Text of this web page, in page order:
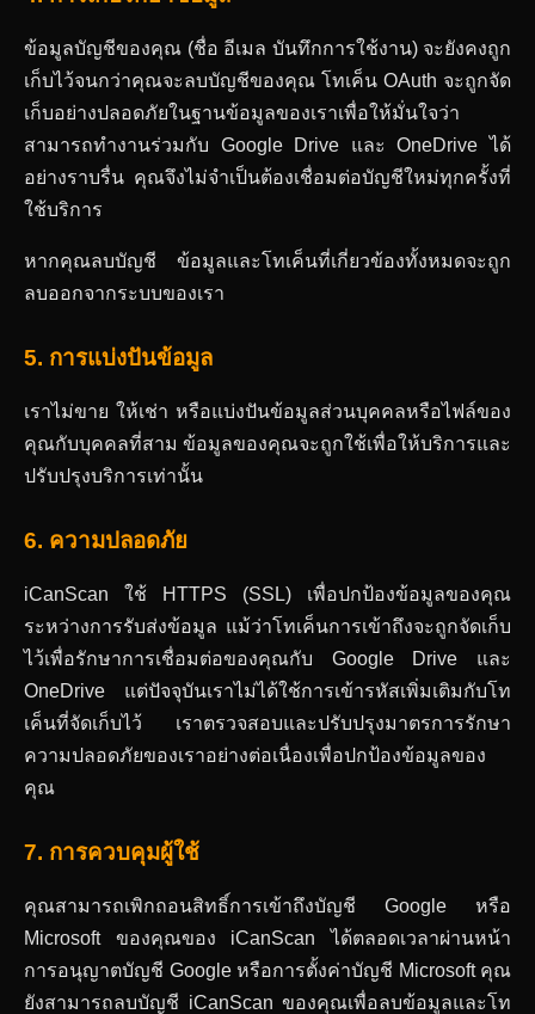
ข้อมูลบัญชีของคุณ (ชื่อ อีเมล บันทึกการใช้งาน) จะยังคงถูก
เก็บไว้จนกว่าคุณจะลบบัญชีของคุณ โทเค็น OAuth จะถูกจัด
เก็บอย่างปลอดภัยในฐานข้อมูลของเราเพื่อให้มั่นใจว่า
สามารถทำงานร่วมกับ Google Drive และ OneDrive ได้
อย่างราบรื่น คุณจึงไม่จำเป็นต้องเชื่อมต่อบัญชีใหม่ทุกครั้งที่
ใช้บริการ
หากคุณลบบัญชี ข้อมูลและโทเค็นที่เกี่ยวข้องทั้งหมดจะถูก
ลบออกจากระบบของเรา
5. การแบ่งปันข้อมูล
เราไม่ขาย ให้เช่า หรือแบ่งปันข้อมูลส่วนบุคคลหรือไฟล์ของ
คุณกับบุคคลที่สาม ข้อมูลของคุณจะถูกใช้เพื่อให้บริการและ
ปรับปรุงบริการเท่านั้น
6. ความปลอดภัย
iCanScan ใช้ HTTPS (SSL) เพื่อปกป้องข้อมูลของคุณ
ระหว่างการรับส่งข้อมูล แม้ว่าโทเค็นการเข้าถึงจะถูกจัดเก็บ
ไว้เพื่อรักษาการเชื่อมต่อของคุณกับ Google Drive และ
OneDrive แต่ปัจจุบันเราไม่ได้ใช้การเข้ารหัสเพิ่มเติมกับโท
เค็นที่จัดเก็บไว้ เราตรวจสอบและปรับปรุงมาตรการรักษา
ความปลอดภัยของเราอย่างต่อเนื่องเพื่อปกป้องข้อมูลของ
คุณ
7. การควบคุมผู้ใช้
คุณสามารถเพิกถอนสิทธิ์การเข้าถึงบัญชี Google หรือ
Microsoft ของคุณของ iCanScan ได้ตลอดเวลาผ่านหน้า
การอนุญาตบัญชี Google หรือการตั้งค่าบัญชี Microsoft คุณ
ยังสามารถลบบัญชี iCanScan ของคุณเพื่อลบข้อมูลและโท